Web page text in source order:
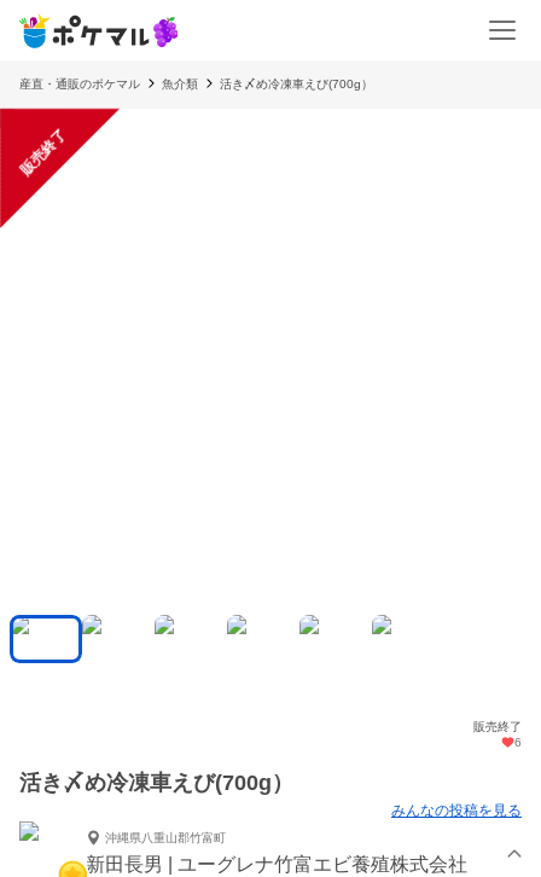
産直・通販のポケマル 魚介類 活き〆め冷凍車えび(700g）
販売終了
販売終了
6
活き〆め冷凍車えび(700g）
みんなの投稿を見る
沖縄県八重山郡竹富町
新田長男 | ユーグレナ竹富エビ養殖株式会社